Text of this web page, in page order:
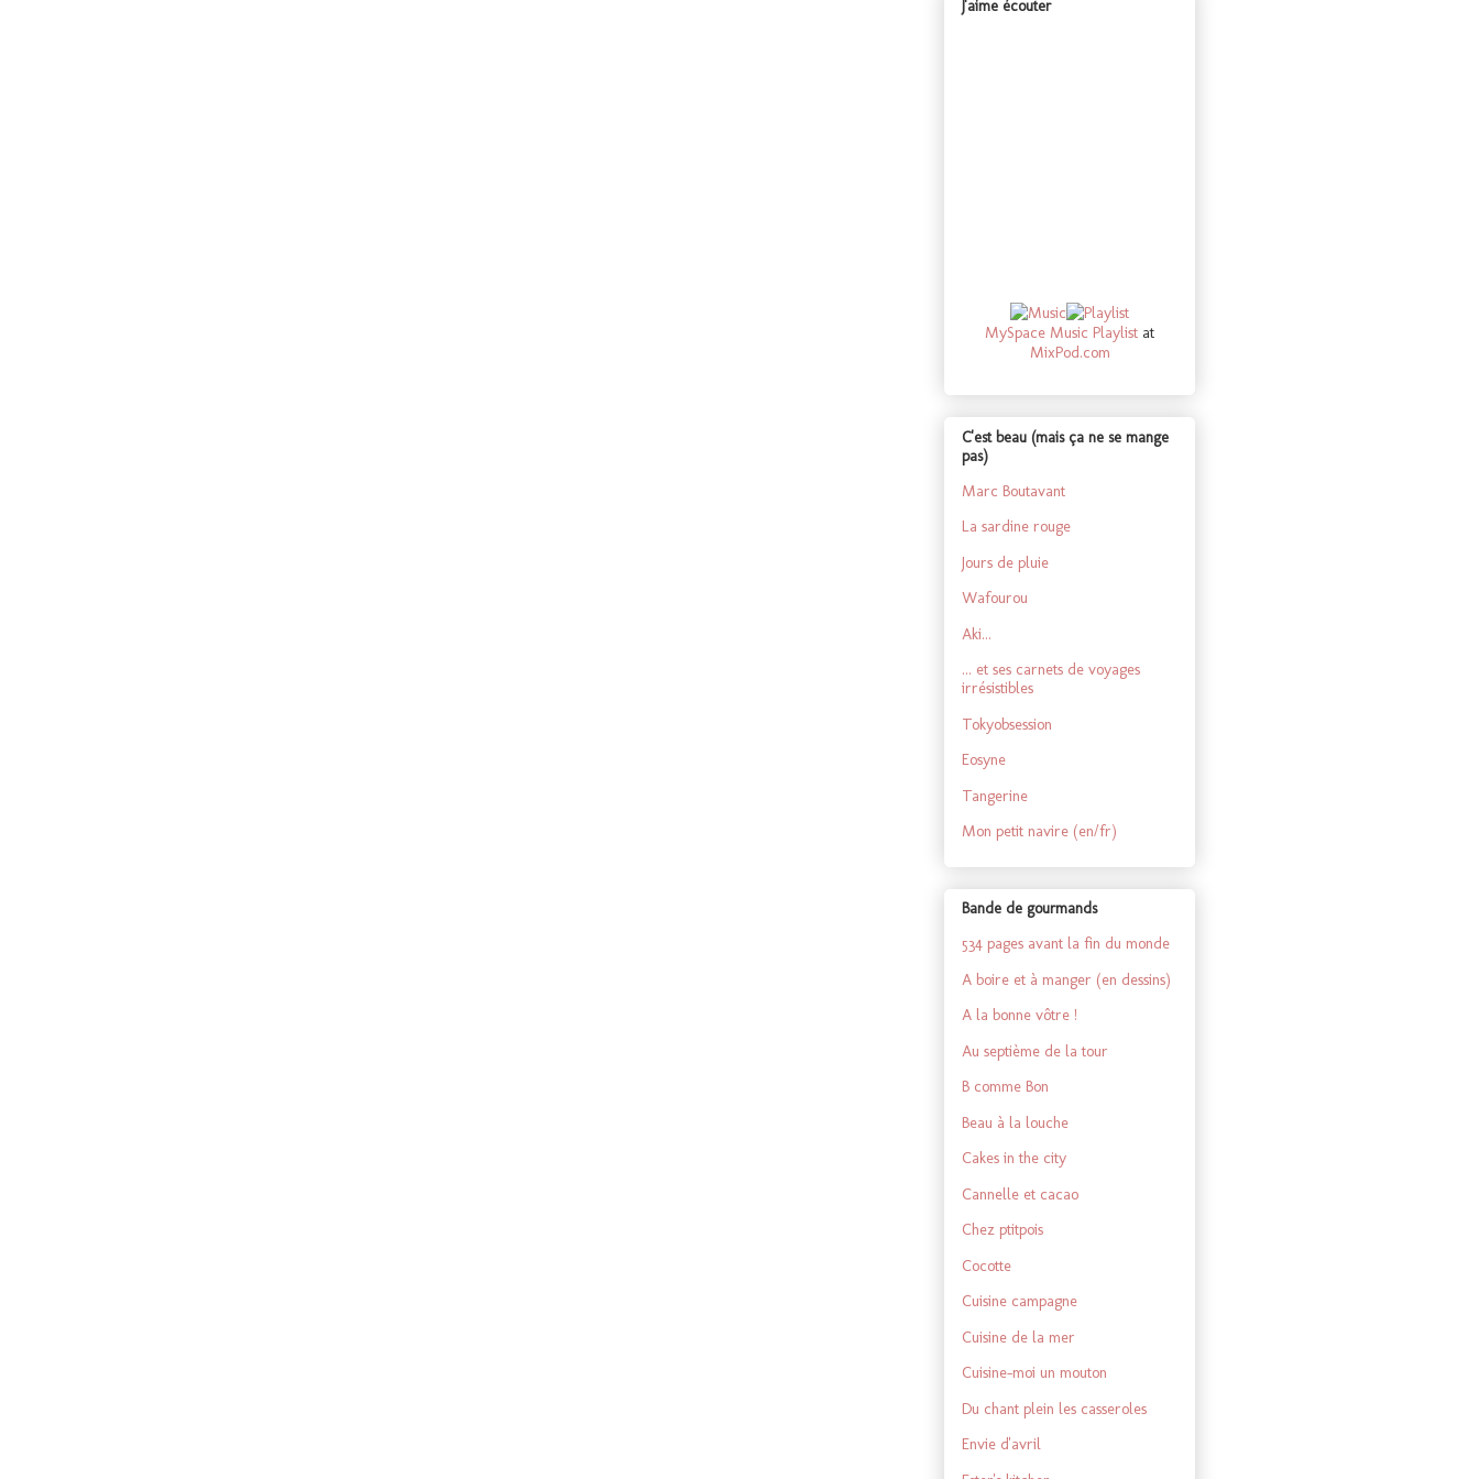
J'aime écouter
MySpace Music Playlist at
MixPod.com
C'est beau (mais ça ne se mange
pas)
Marc Boutavant
La sardine rouge
Jours de pluie
Wafourou
Aki...
... et ses carnets de voyages
irrésistibles
Tokyobsession
Eosyne
Tangerine
Mon petit navire (en/fr)
Bande de gourmands
534 pages avant la fin du monde
A boire et à manger (en dessins)
A la bonne vôtre !
Au septième de la tour
B comme Bon
Beau à la louche
Cakes in the city
Cannelle et cacao
Chez ptitpois
Cocotte
Cuisine campagne
Cuisine de la mer
Cuisine-moi un mouton
Du chant plein les casseroles
Envie d'avril